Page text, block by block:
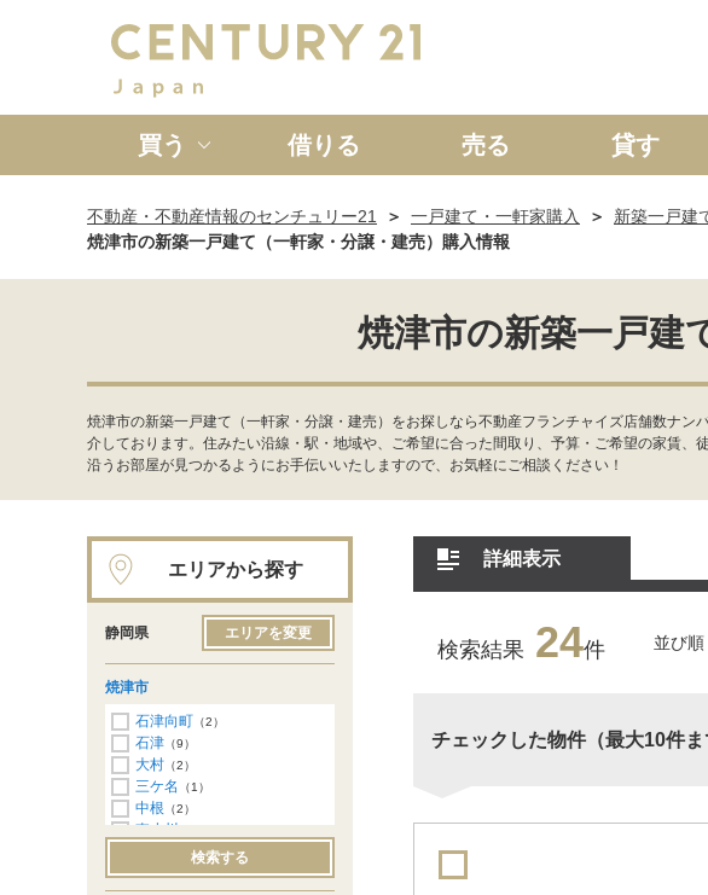
買う
新築一戸建て 中古一戸建て マン
借りる 売る 貸す
不動産・不動産情報のセンチュリー21 一戸建て・一軒家購入 新築一戸建
焼津市の新築一戸建て（一軒家・分譲・建売）購入情報
焼津市の新築一戸建
焼津市の新築一戸建て（一軒家・分譲・建売）をお探しなら不動産フランチャイズ店舗数ナ
介しております。住みたい沿線・駅・地域や、ご希望に合った間取り、予算・ご希望の家賃
沿うお部屋が見つかるようにお手伝いいたしますので、お気軽にご相談ください！
詳細表示
検索結果 24件 並び順
チェックした物件（最大10件ま
エリアから探す
静岡県 エリアを変更
焼津市
石津向町 （2）
石津 （9）
大村 （2）
三ケ名 （1）
中根 （2）
東小川
（3）
飯淵（1）
検索する